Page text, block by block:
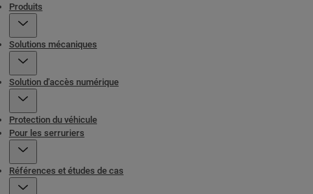
Produits
Solutions mécaniques
Solution d'accès numérique
Protection du véhicule
Pour les serruriers
Références et études de cas